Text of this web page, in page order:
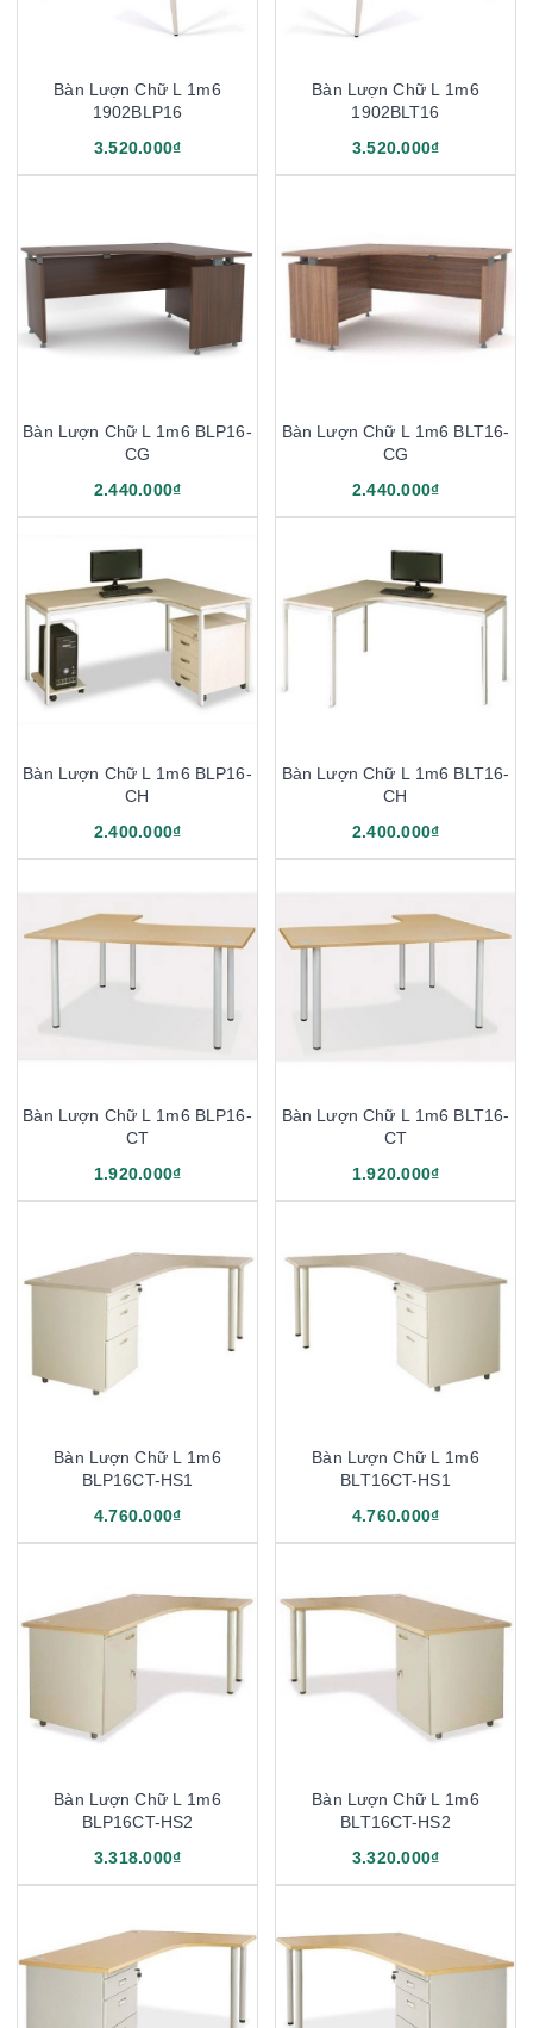
Bàn Lượn Chữ L 1m6
1902BLP16
3.520.000₫
Bàn Lượn Chữ L 1m6
1902BLT16
3.520.000₫
Bàn Lượn Chữ L 1m6 BLP16-
CG
2.440.000₫
Bàn Lượn Chữ L 1m6 BLT16-
CG
2.440.000₫
Bàn Lượn Chữ L 1m6 BLP16-
CH
2.400.000₫
Bàn Lượn Chữ L 1m6 BLT16-
CH
2.400.000₫
Bàn Lượn Chữ L 1m6 BLP16-
CT
1.920.000₫
Bàn Lượn Chữ L 1m6 BLT16-
CT
1.920.000₫
Bàn Lượn Chữ L 1m6
BLP16CT-HS1
4.760.000₫
Bàn Lượn Chữ L 1m6
BLT16CT-HS1
4.760.000₫
Bàn Lượn Chữ L 1m6
BLP16CT-HS2
3.318.000₫
Bàn Lượn Chữ L 1m6
BLT16CT-HS2
3.320.000₫